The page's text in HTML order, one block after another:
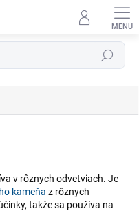
Hľadať
v rôznych odvetviach. Je
kameňa z rôznych
takže sa používa na